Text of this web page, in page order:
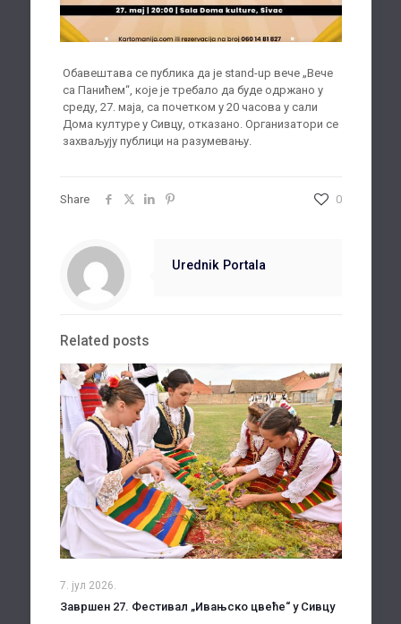
Обавештава се публика да је stand-up вече „Вече
са Панићем“, које је требало да буде одржано у
среду, 27. маја, са почетком у 20 часова у сали
Дома културе у Сивцу, отказано. Организатори се
захваљују публици на разумевању.
Share 0
Urednik Portala
Related posts
7. јул 2026.
Завршен 27. Фестивал „Ивањско цвеће“ у Сивцу